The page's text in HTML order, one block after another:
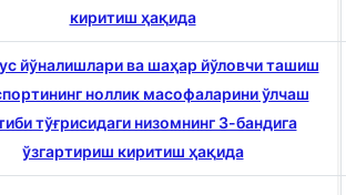
киритиш ҳақида
йўналишлари ва шаҳар йўловчи ташиш
ноллик масофаларини ўлчаш
тўғрисидаги низомнинг 3-бандига
ўзгартириш киритиш ҳақида